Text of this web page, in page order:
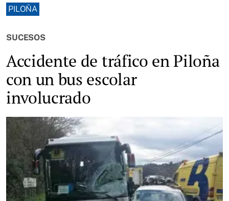
PILOÑA
SUCESOS
Accidente de tráfico en Piloña
con un bus escolar
involucrado